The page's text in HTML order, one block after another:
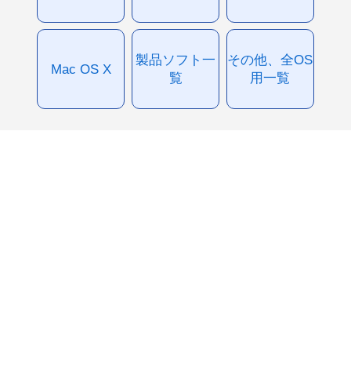
Mac OS X
製品ソフト一
覧
その他、全OS
用一覧